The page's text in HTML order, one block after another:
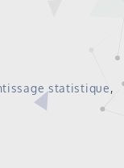
statistique,